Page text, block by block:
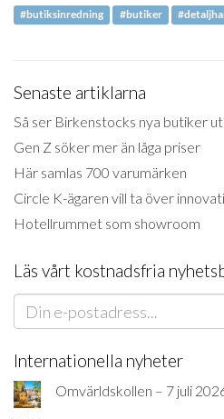
#butiksinredning #butiker
Senaste artiklarna
Så ser Birkenstocks nya butiker ut
Gen Z söker mer än låga priser
Här samlas 700 varumärken
Circle K-ägaren vill ta över
Hotellrummet som showroom
Läs vårt kostnadsfria
Internationella nyheter
Omvärldskollen – 7 juli